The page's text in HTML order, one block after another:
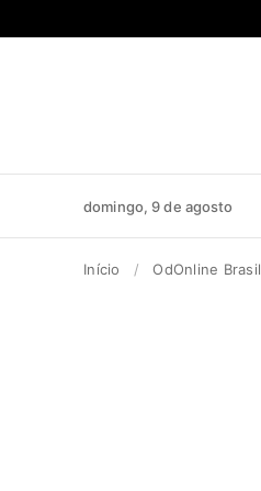
para
domingo, 9 de agosto
Início / OdOnline Brasil